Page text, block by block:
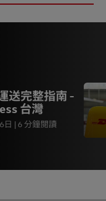
送完整指南 -
台灣
日 6 分鐘閱讀